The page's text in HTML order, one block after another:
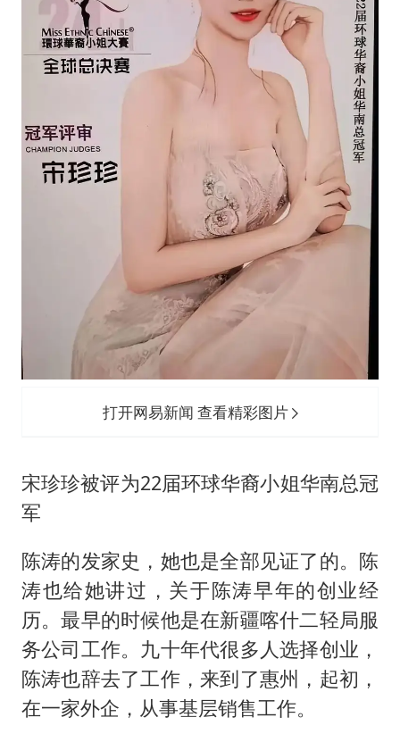
打开网易新闻 查看精彩图片
宋珍珍被评为22届环球华裔小姐华南总冠
军
陈涛的发家史，她也是全部见证了的。陈
涛也给她讲过，关于陈涛早年的创业经
历。最早的时候他是在新疆喀什二轻局服
务公司工作。九十年代很多人选择创业，
陈涛也辞去了工作，来到了惠州，起初，
在一家外企，从事基层销售工作。